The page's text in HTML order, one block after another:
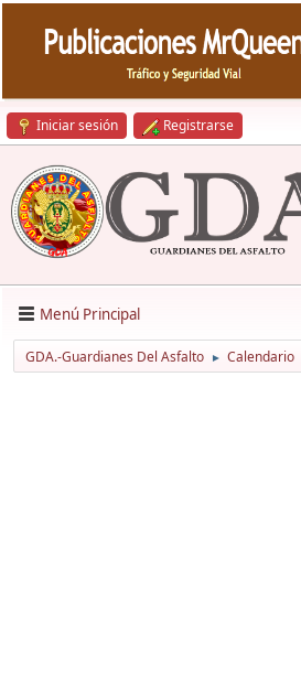
Iniciar sesión Registrarse
Menú Principal
GDA.-Guardianes Del Asfalto ► Calendario